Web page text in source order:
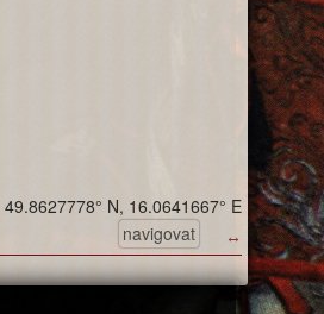
↔
49.8627778° N, 16.0641667° E
navigovat